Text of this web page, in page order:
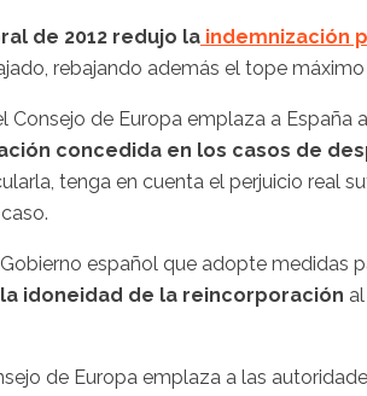
de 2012 redujo la indemnización
rebajando además el tope
Consejo de Europa emplaza a España a
concedida en los casos de
tenga en cuenta el perjuicio real
español que adopte medidas
idoneidad de la reincorporación
de Europa emplaza a las